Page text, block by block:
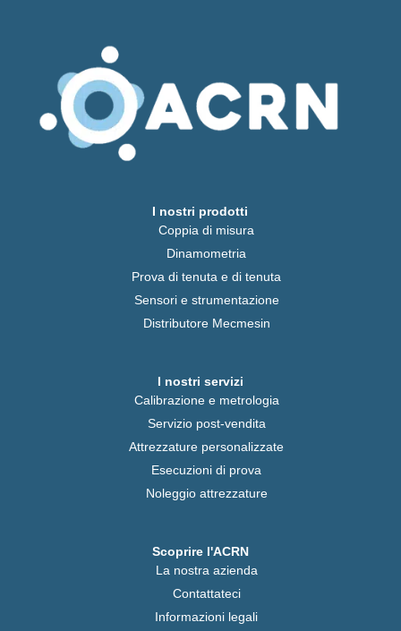
I nostri prodotti
Coppia di misura
Dinamometria
Prova di tenuta e di tenuta
Sensori e strumentazione
Distributore Mecmesin
I nostri servizi
Calibrazione e metrologia
Servizio post-vendita
Attrezzature personalizzate
Esecuzioni di prova
Noleggio attrezzature
Scoprire l'ACRN
La nostra azienda
Contattateci
Informazioni legali